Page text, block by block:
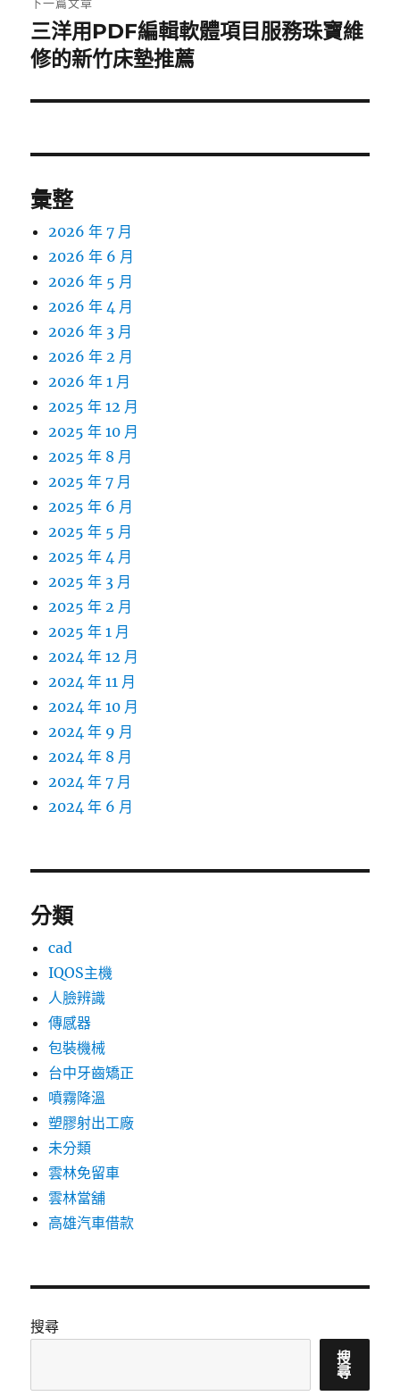
下
一
文
三洋用PDF編輯軟體項目服務珠寶維
修的新竹床墊推薦
彙整
2026 年 7 月
2026 年 6 月
2026 年 5 月
2026 年 4 月
2026 年 3 月
2026 年 2 月
2026 年 1 月
2025 年 12 月
2025 年 10 月
2025 年 8 月
2025 年 7 月
2025 年 6 月
2025 年 5 月
2025 年 4 月
2025 年 3 月
2025 年 2 月
2025 年 1 月
2024 年 12 月
2024 年 11 月
2024 年 10 月
2024 年 9 月
2024 年 8 月
2024 年 7 月
2024 年 6 月
分類
cad
IQOS主機
人臉辨識
傳感器
包裝機械
台中牙齒矯正
噴霧降溫
塑膠射出工廠
未分類
雲林免留車
雲林當舖
高雄汽車借款
搜尋
搜
尋